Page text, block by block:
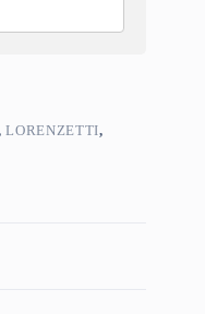
LORENZETTI,